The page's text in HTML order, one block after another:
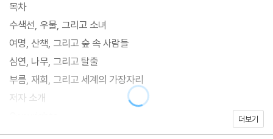
<저자 소개 – C. L. 무어>
캐서린 루실 무어 (Catherine Lucille Moore, 1911년 1월 24일 –
1987년 4월 4일)는 미국의 SF 및 판타지 소설가이다. 무어는 SF
와 판타지 쟝르에서 최초로 활동한 여성 작가 중 하나로, 이 쟝르 내
에서 여성 작가들이 활동할 수 있는 기반을 닦은 것으로 유명하다.
그녀는 인디애나 주 인디애나폴리스에서 태어났는데, 어린 시절 유
전적인 문제로 질병에 시달려서 정상적인 학교 생활 등을 하지 못하
목차
수색선, 우물, 그리고 소녀
여명, 산책, 그리고 숲 속 사람들
심연, 나무, 그리고 탈출
부름, 재회, 그리고 세계의 가장자리
저자 소개
더보기